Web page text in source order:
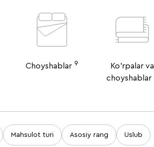
Choyshablar 9
Ko'rpalar va
choyshablar
Mahsulot turi Asosiy rang Uslub